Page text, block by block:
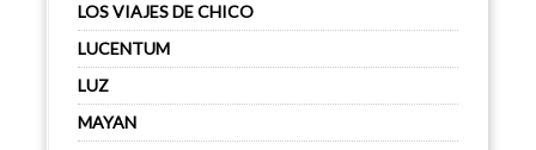
LOS VIAJES DE CHICO
LUCENTUM
LUZ
MAYAN